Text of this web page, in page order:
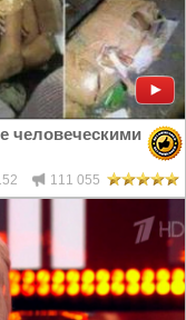
человеческими
111 055